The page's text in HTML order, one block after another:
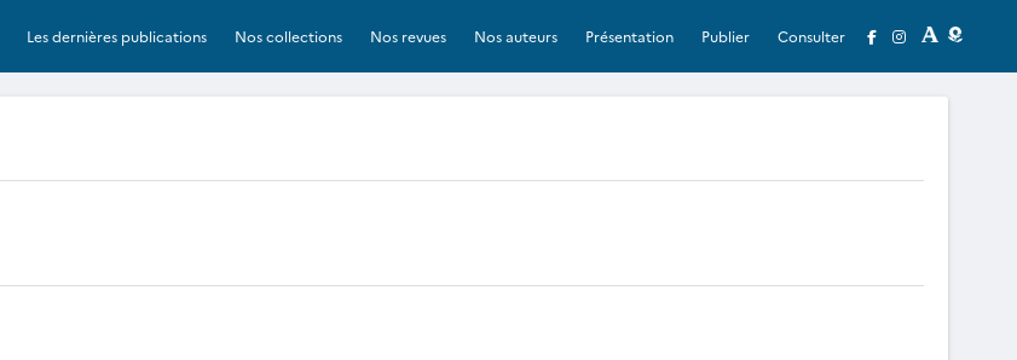
Les dernières publications Nos collections Nos revues Nos auteurs Présentation Publier Consulter